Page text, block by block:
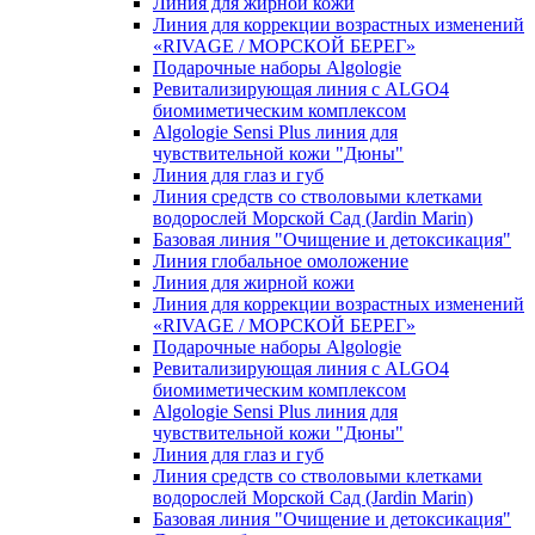
Линия для коррекции возрастных изменений
«RIVAGE / МОРСКОЙ БЕРЕГ»
Подарочные наборы Algologie
Ревитализирующая линия с ALGO4
биомиметическим комплексом
Algologie Sensi Plus линия для
чувcтвительной кожи "Дюны"
Линия для глаз и губ
Линия средств со стволовыми клетками
водорослей Морской Сад (Jardin Marin)
Базовая линия "Очищение и детоксикация"
Линия глобальное омоложение
Линия для жирной кожи
Линия для коррекции возрастных изменений
«RIVAGE / МОРСКОЙ БЕРЕГ»
Подарочные наборы Algologie
Ревитализирующая линия с ALGO4
биомиметическим комплексом
Algologie Sensi Plus линия для
чувcтвительной кожи "Дюны"
Линия для глаз и губ
Линия средств со стволовыми клетками
водорослей Морской Сад (Jardin Marin)
Базовая линия "Очищение и детоксикация"